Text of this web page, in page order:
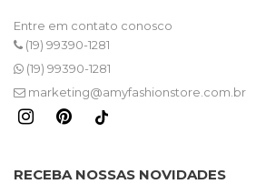
Entre em contato conosco
(19) 99390-1281
(19) 99390-1281
marketing@amyfashionstore.com.br
RECEBA NOSSAS NOVIDADES